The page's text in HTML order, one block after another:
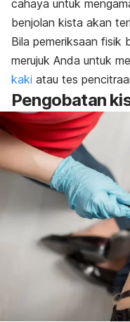
cahaya untuk
benjolan kista akan
Bila pemeriksaan fisik
merujuk Anda untuk
kaki atau tes
Pengobatan